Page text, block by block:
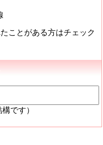
ことがある方はチェック
です）